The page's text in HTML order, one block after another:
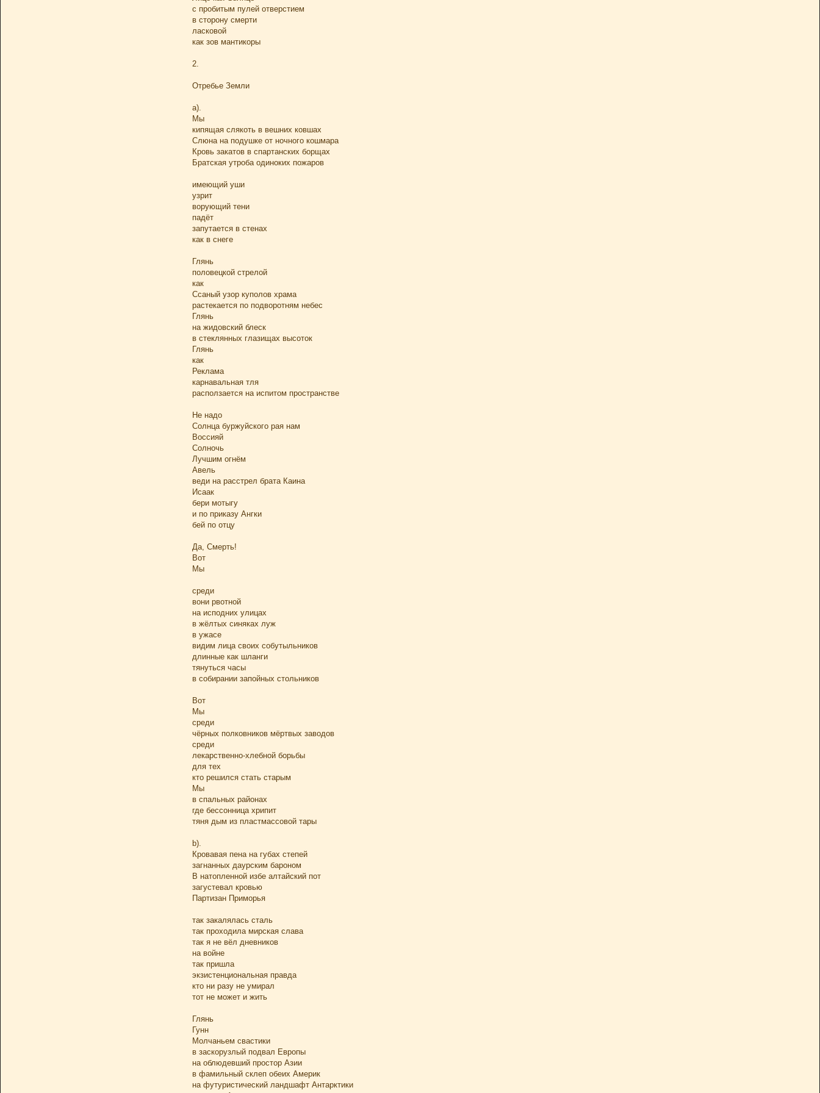
с пробитым пулей отверстием
в сторону смерти
ласковой
как зов мантикоры
2.
Отребье Земли
а).
Мы
кипящая слякоть в вешних ковшах
Слюна на подушке от ночного кошмара
Кровь закатов в спартанских борщах
Братская утроба одиноких пожаров
имеющий уши
узрит
ворующий тени
падёт
запутается в стенах
как в снеге
Глянь
половецкой стрелой
как
Ссаный узор куполов храма
растекается по подворотням небес
Глянь
на жидовский блеск
в стеклянных глазищах высоток
Глянь
как
Реклама
карнавальная тля
расползается на испитом пространстве
Не надо
Солнца буржуйского рая нам
Воссияй
Солночь
Лучшим огнём
Авель
веди на расстрел брата Каина
Исаак
бери мотыгу
и по приказу Ангки
бей по отцу
Да, Смерть!
Вот
Мы
среди
вони рвотной
на исподних улицах
в жёлтых синяках луж
в ужасе
видим лица своих собутыльников
длинные как шланги
тянуться часы
в собирании запойных стольников
Вот
Мы
среди
чёрных полковников мёртвых заводов
среди
лекарственно-хлебной борьбы
для тех
кто решился стать старым
Мы
в спальных районах
где бессонница хрипит
тяня дым из пластмассовой тары
b).
Кровавая пена на губах степей
загнанных даурским бароном
В натопленной избе алтайский пот
загустевал кровью
Партизан Приморья
так закалялась сталь
так проходила мирская слава
так я не вёл дневников
на войне
так пришла
экзистенциональная правда
кто ни разу не умирал
тот не может и жить
Глянь
Гунн
Молчаньем свастики
в заскорузлый подвал Европы
на облюдевший простор Азии
в фамильный склеп обеих Америк
на футуристический ландшафт Антарктики